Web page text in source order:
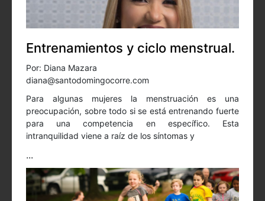
Entrenamientos y ciclo menstrual.
Por: Diana Mazara
diana@santodomingocorre.com
Para algunas mujeres la menstruación es una
preocupación, sobre todo si se está entrenando fuerte
para una competencia en específico. Esta
intranquilidad viene a raíz de los síntomas y
...